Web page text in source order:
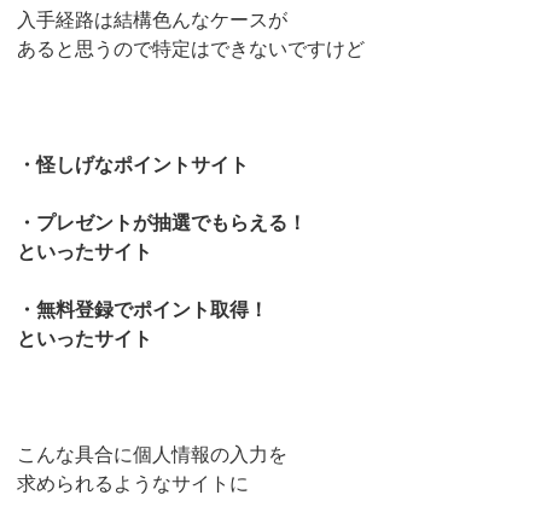
入手経路は結構色んなケースが
あると思うので特定はできないですけど
・怪しげなポイントサイト
・プレゼントが抽選でもらえる！
といったサイト
・無料登録でポイント取得！
といったサイト
こんな具合に個人情報の入力を
求められるようなサイトに